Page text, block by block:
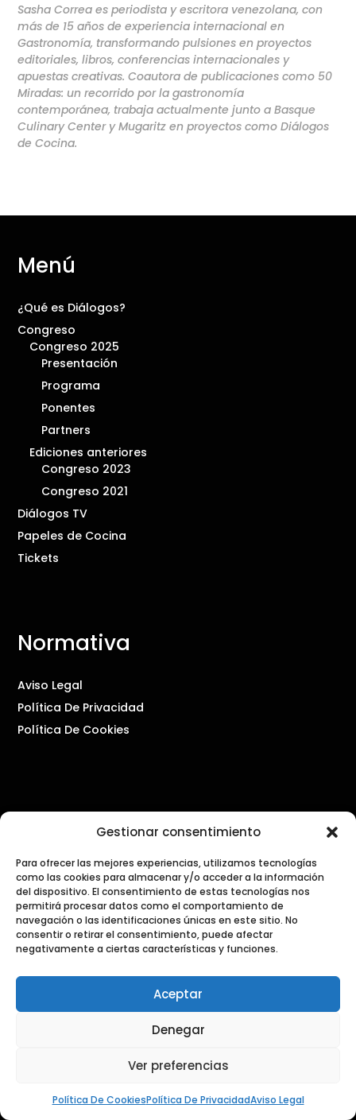
Gestionar consentimiento
Para ofrecer las mejores experiencias, utilizamos tecnologías
como las cookies para almacenar y/o acceder a la información
del dispositivo. El consentimiento de estas tecnologías nos
permitirá procesar datos como el comportamiento de
navegación o las identificaciones únicas en este sitio. No
consentir o retirar el consentimiento, puede afectar
negativamente a ciertas características y funciones.
Aceptar
Denegar
Ver preferencias
Política De CookiesPolítica De PrivacidadAviso Legal
Sasha Correa es periodista y escritora venezolana, con
más de 15 años de experiencia internacional en
Gastronomía, transformando pulsiones en proyectos
editoriales, libros, conferencias internacionales y
apuestas creativas. Coautora de publicaciones como 50
Miradas: un recorrido por la gastronomía
contemporánea, trabaja actualmente junto a Basque
Culinary Center y Mugaritz en proyectos como Diálogos
de Cocina.
Menú
¿Qué es Diálogos?
Congreso
Congreso 2025
Presentación
Programa
Ponentes
Partners
Ediciones anteriores
Congreso 2023
Congreso 2021
Diálogos TV
Papeles de Cocina
Tickets
Normativa
Aviso Legal
Política De Privacidad
Política De Cookies
Contacto
PRENSA Y COMUNICACIÓN
press@dialogosdecocina.com
GENERAL
info@dialogosdecocina.com
SUSCRÍBETE A NUESTRA NEWSLETTER